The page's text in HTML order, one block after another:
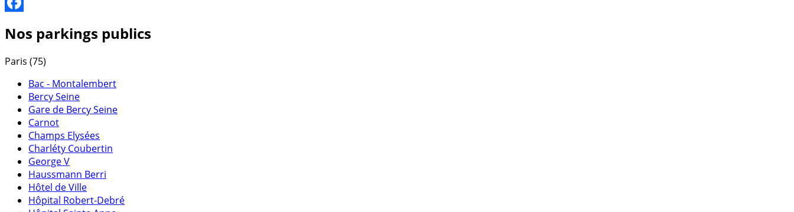
Nos parkings publics
Paris (75)
Bac - Montalembert
Bercy Seine
Gare de Bercy Seine
Carnot
Champs Elysées
Charléty Coubertin
George V
Haussmann Berri
Hôtel de Ville
Hôpital Robert-Debré